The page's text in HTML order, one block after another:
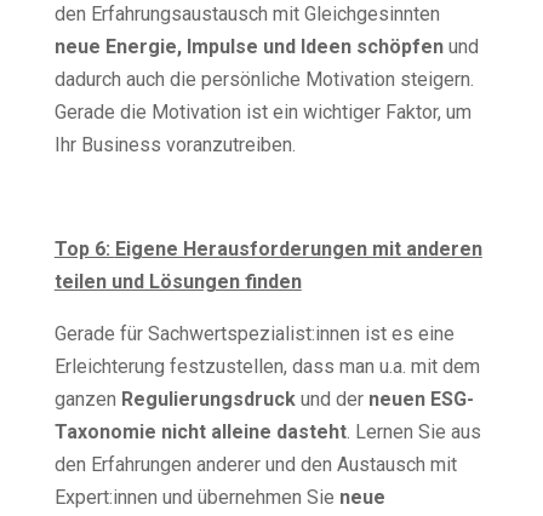
den Erfahrungsaustausch mit Gleichgesinnten
neue Energie, Impulse und Ideen schöpfenund
dadurch auch die persönliche Motivation steigern.
Gerade die Motivation ist ein wichtiger Faktor, um
Ihr Business voranzutreiben.
Top 6: Eigene Herausforderungen mit anderen
teilen und Lösungen finden
Gerade für Sachwertspezialist:innen ist es eine
Erleichterung festzustellen, dass man u.a. mit dem
ganzen Regulierungsdruckund der neuen ESG-
Taxonomie nicht alleine dasteht. Lernen Sie aus
den Erfahrungen anderer und den Austausch mit
Expert:innen und übernehmen Sie neue